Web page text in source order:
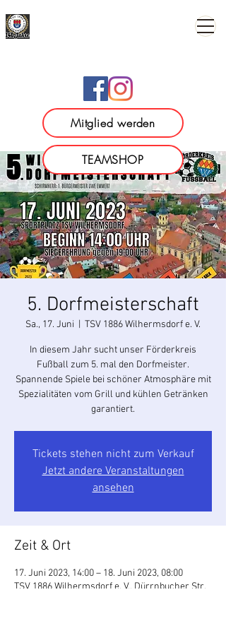
Mitglied werden
TEAMSHOP
5. Dorfmeisterschaft
Sa., 17. Juni TSV 1886 Wilhermsdorf e. V.
In diesem Jahr sucht unser Förderkreis
Fußball zum 5. mal den Dorfmeister.
Spannende Spiele bei schöner Atmosphäre mit
Spezialitäten vom Grill und kühlen Getränken
garantiert.
Tickets stehen nicht zum Verkauf
Jetzt andere Veranstaltungen
ansehen
Zeit & Ort
17. Juni 2023, 14:00 – 18. Juni 2023, 08:00
TSV 1886 Wilhermsdorf e. V., Dürrnbucher Str.